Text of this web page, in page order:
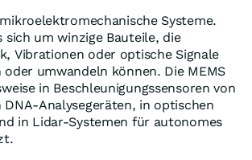
Systeme.
sich um winzige Bauteile, die
Vibrationen oder optische Signale
oder umwandeln können. Die MEMS
in Beschleunigungssensoren von
DNA-Analysegeräten, in optischen
in Lidar-Systemen für autonomes